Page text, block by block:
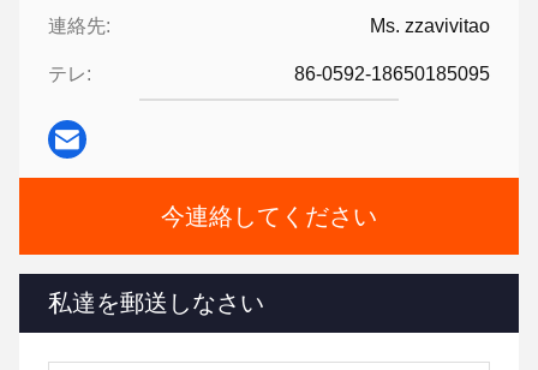
連絡先: Ms. zzavivitao
テレ: 86-0592-18650185095
今連絡してください
私達を郵送しなさい